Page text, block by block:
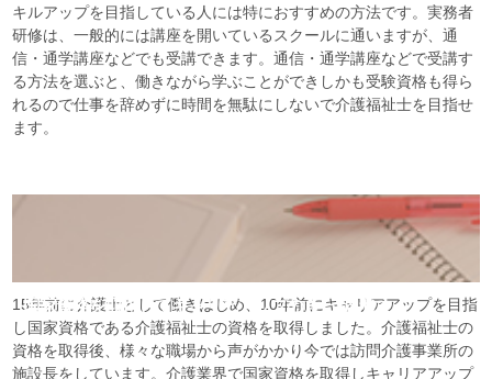
キルアップを目指している人には特におすすめの方法です。実務者
研修は、一般的には講座を開いているスクールに通いますが、通
信・通学講座などでも受講できます。通信・通学講座などで受講す
る方法を選ぶと、働きながら学ぶことができしかも受験資格も得ら
れるので仕事を辞めずに時間を無駄にしないで介護福祉士を目指せ
ます。
国家資格を取得してキャリアアップのきっかけに
15年前に介護士として働きはじめ、10年前にキャリアアップを目指
し国家資格である介護福祉士の資格を取得しました。介護福祉士の
資格を取得後、様々な職場から声がかかり今では訪問介護事業所の
施設長をしています。介護業界で国家資格を取得しキャリアアップ